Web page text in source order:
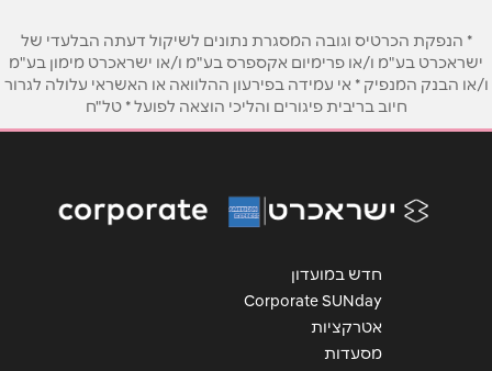
אימייל*
נושא*
הודעה*
* הנפקת הכרטיס וגובה המסגרת נתונים לשיקול דעתה הבלעדי של
ישראכרט בע"מ ו/או פרימיום אקספרס בע"מ ו/או ישראכרט מימון בע"מ
ו/או הבנק המנפיק * אי עמידה בפירעון ההלוואה או האשראי עלולה לגרור
חיוב בריבית פיגורים והליכי הוצאה לפועל * טל"ח
חדש במועדון
Corporate SUNday
אטרקציות
מסעדות